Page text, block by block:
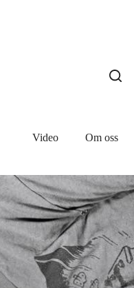
Video Om oss